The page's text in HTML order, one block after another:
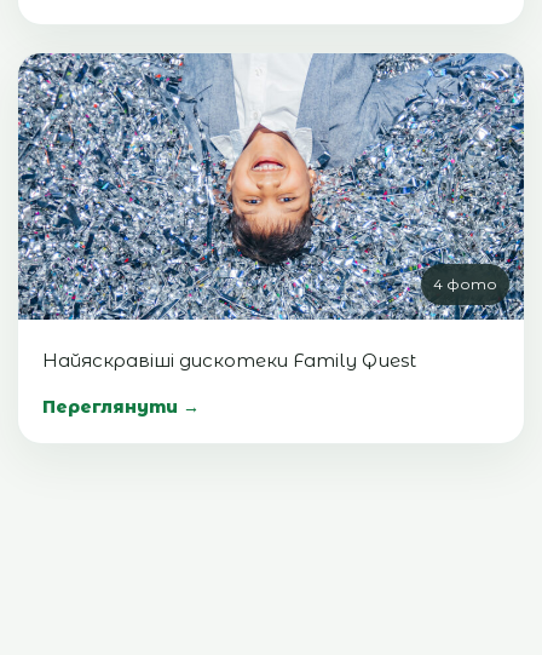
4 фото
Найяскравіші дискотеки Family Quest
Переглянути →